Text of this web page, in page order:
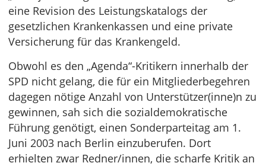
eine Revision des Leistungskatalogs der
gesetzlichen Krankenkassen und eine private
Versicherung für das Krankengeld.
Obwohl es den „Agenda“-Kritikern innerhalb der
SPD nicht gelang, die für ein Mitgliederbegehren
dagegen nötige Anzahl von Unterstützer(inne)n zu
gewinnen, sah sich die sozialdemokratische
Führung genötigt, einen Sonderparteitag am 1.
Juni 2003 nach Berlin einzuberufen. Dort
erhielten zwar Redner/innen, die scharfe Kritik an